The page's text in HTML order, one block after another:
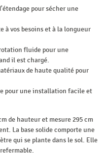
pour sécher une
à vos besoins et à la longueur
fluide pour une
il est chargé.
de haute qualité pour
pour une installation facile et
de hauteur et mesure 295 cm
La base solide comporte une
qui se plante dans le sol. Elle